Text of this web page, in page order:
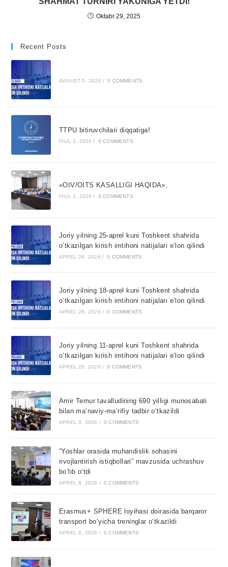
Oktabr 29, 2025
Recent Posts
AVGUST 5, 2026 / 0 COMMENTS
TTPU bitiruvchilari diqqatiga!
IYUL 2, 2026 / 0 COMMENTS
«OIV/OITS KASALLIGI HAQIDA»,
IYUL 2, 2026 / 0 COMMENTS
Joriy yilning 25-aprel kuni Toshkent shahrida
o’tkazilgan kirish imtihoni natijalari e’lon qilindi
APREL 28, 2026 / 0 COMMENTS
Joriy yilning 18-aprel kuni Toshkent shahrida
o’tkazilgan kirish imtihoni natijalari e’lon qilindi
APREL 28, 2026 / 0 COMMENTS
Joriy yilning 11-aprel kuni Toshkent shahrida
o’tkazilgan kirish imtihoni natijalari e’lon qilindi
APREL 28, 2026 / 0 COMMENTS
Amir Temur tavalludining 690 yilligi munosabati
bilan ma’naviy-ma’rifiy tadbir o‘tkazildi
APREL 9, 2026 / 0 COMMENTS
“Yoshlar orasida muhandislik sohasini
rivojlantirish istiqbollari” mavzusida uchrashuv
bo‘lib o‘tdi
APREL 8, 2026 / 0 COMMENTS
Erasmus+ SPHERE loyihasi doirasida barqaror
transport bo‘yicha treninglar o‘tkazildi
APREL 6, 2026 / 0 COMMENTS